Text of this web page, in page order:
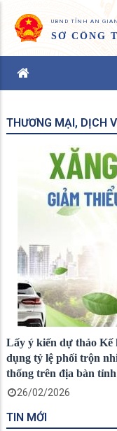
UBND TỈNH AN
SỞ CÔNG
THƯƠNG MẠI, DỊCH
Lấy ý kiến dự thảo
dụng tỷ lệ phối trộn
thống trên địa bàn
26/02/2026
TIN MỚI